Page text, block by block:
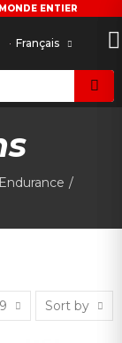
ENTIER
Français
Endurance
Sort by